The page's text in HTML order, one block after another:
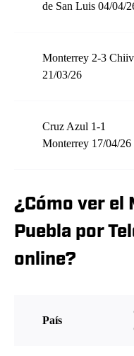
de San Luis 04/04/
Monterrey 2-3
21/03/26
Cruz Azul 1-1
Monterrey 17/04/26
¿Cómo ver el
Puebla por
online?
País